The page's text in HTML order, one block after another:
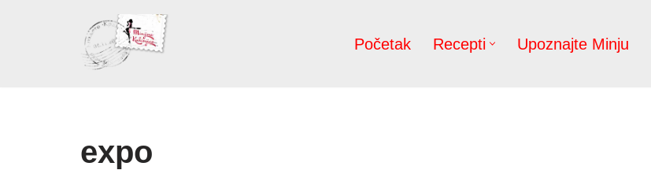
Početak Recepti Upoznajte Minju
expo